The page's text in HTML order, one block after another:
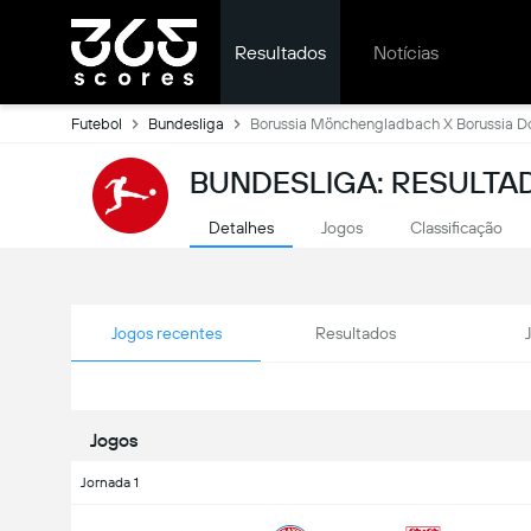
Resultados Notícias
Futebol Bundesliga Borussia Mönchengladbach X Borussia
BUNDESLIGA:
Detalhes Jogos Classificação
Jogos recentes Resultados
Jogos
Jornada 1